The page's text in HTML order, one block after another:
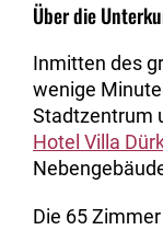
Über die
Inmitten des
wenige
Stadtzentrum
Hotel Villa
Die 65